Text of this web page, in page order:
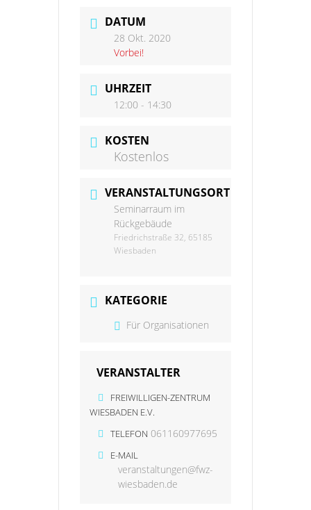
DATUM
28 Okt. 2020
Vorbei!
UHRZEIT
12:00 - 14:30
KOSTEN
Kostenlos
VERANSTALTUNGSORT
Seminarraum im
Rückgebäude
Friedrichstraße 32, 65185
Wiesbaden
KATEGORIE
Für Organisationen
VERANSTALTER
FREIWILLIGEN-ZENTRUM
WIESBADEN E.V.
TELEFON 061160977695
E-MAIL
veranstaltungen@fwz-
wiesbaden.de